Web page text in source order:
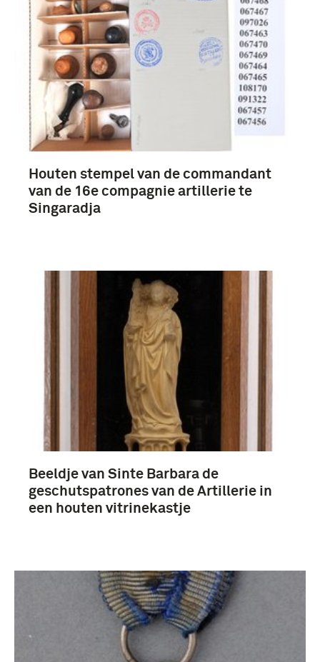
Houten stempel van de commandant
van de 16e compagnie artillerie te
Singaradja
Beeldje van Sinte Barbara de
geschutspatrones van de Artillerie in
een houten vitrinekastje